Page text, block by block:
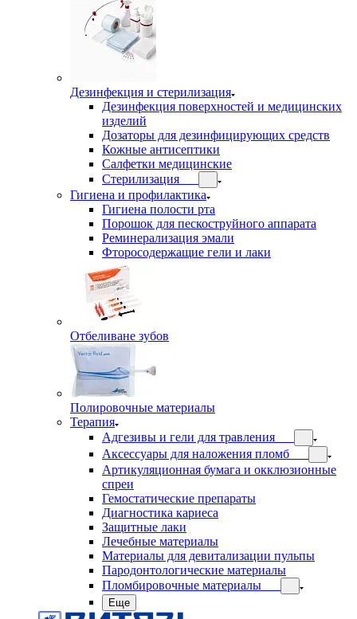
Дезинфекция и стерилизация
Дезинфекция поверхностей и медицинских
изделий
Дозаторы для дезинфицирующих средств
Кожные антисептики
Салфетки медицинские
Стерилизация
Гигиена и профилактика
Гигиена полости рта
Порошок для пескоструйного аппарата
Реминерализация эмали
Фторосодержащие гели и лаки
Отбеливане зубов
Полировочные материалы
Терапия
Адгезивы и гели для травления
Аксессуары для наложения пломб
Артикуляционная бумага и окклюзионные
спреи
Гемостатические препараты
Диагностика кариеса
Защитные лаки
Лечебные материалы
Материалы для девитализации пульпы
Пародонтологические материалы
Пломбировочные материалы
Еще